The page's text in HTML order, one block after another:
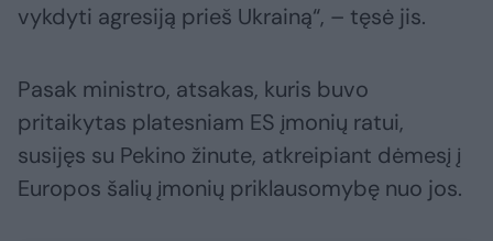
vykdyti agresiją prieš Ukrainą“, – tęsė jis.
Pasak ministro, atsakas, kuris buvo
pritaikytas platesniam ES įmonių ratui,
susijęs su Pekino žinute, atkreipiant dėmesį į
Europos šalių įmonių priklausomybę nuo jos.